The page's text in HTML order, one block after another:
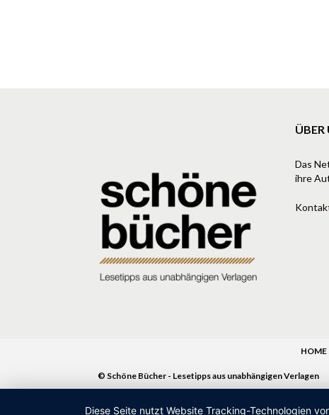
ÜBER
Das
ihre
HOME
© Schöne Bücher - Lesetipps aus unabhängigen Verlagen
Diese Seite nutzt Website Tracking-Technologien